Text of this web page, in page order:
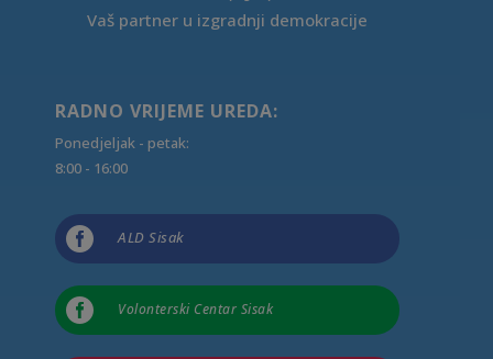
Vaš partner u izgradnji demokracije
RADNO VRIJEME UREDA:
Ponedjeljak - petak:
8:00 - 16:00
 ALD Sisak
 Volonterski Centar Sisak